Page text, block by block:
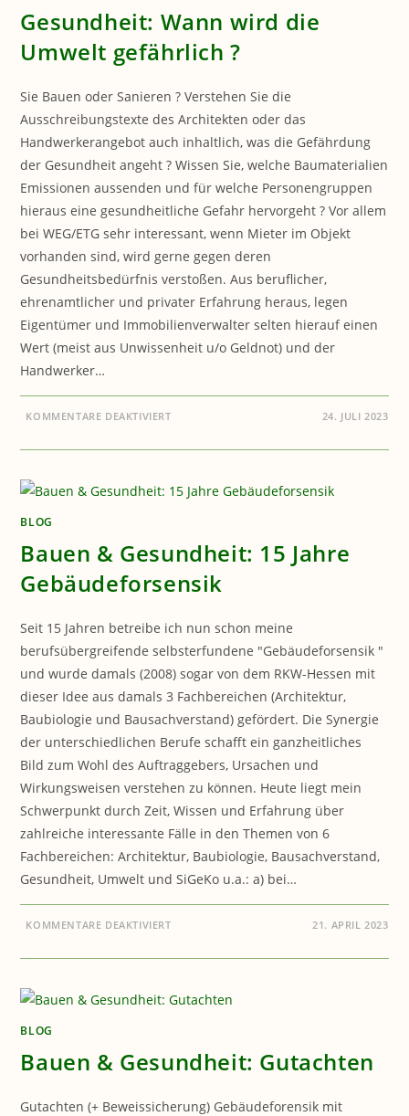
Gesundheit: Wann wird die
Umwelt gefährlich ?
Sie Bauen oder Sanieren ? Verstehen Sie die
Ausschreibungstexte des Architekten oder das
Handwerkerangebot auch inhaltlich, was die Gefährdung
der Gesundheit angeht ? Wissen Sie, welche Baumaterialien
Emissionen aussenden und für welche Personengruppen
hieraus eine gesundheitliche Gefahr hervorgeht ? Vor allem
bei WEG/ETG sehr interessant, wenn Mieter im Objekt
vorhanden sind, wird gerne gegen deren
Gesundheitsbedürfnis verstoßen. Aus beruflicher,
ehrenamtlicher und privater Erfahrung heraus, legen
Eigentümer und Immobilienverwalter selten hierauf einen
Wert (meist aus Unwissenheit u/o Geldnot) und der
Handwerker…
KOMMENTARE DEAKTIVIERTFÜR
WIRD
GEFÄHRLICH
?
24. JULI 2023
BLOG
Bauen & Gesundheit: 15 Jahre
Gebäudeforsensik
Seit 15 Jahren betreibe ich nun schon meine
berufsübergreifende selbsterfundene "Gebäudeforsensik "
und wurde damals (2008) sogar von dem RKW-Hessen mit
dieser Idee aus damals 3 Fachbereichen (Architektur,
Baubiologie und Bausachverstand) gefördert. Die Synergie
der unterschiedlichen Berufe schafft ein ganzheitliches
Bild zum Wohl des Auftraggebers, Ursachen und
Wirkungsweisen verstehen zu können. Heute liegt mein
Schwerpunkt durch Zeit, Wissen und Erfahrung über
zahlreiche interessante Fälle in den Themen von 6
Fachbereichen: Architektur, Baubiologie, Bausachverstand,
Gesundheit, Umwelt und SiGeKo u.a.: a) bei…
KOMMENTARE DEAKTIVIERTFÜR
GESUNDHEIT:
GEBÄUDEFORSENSIK
21. APRIL 2023
BLOG
Bauen & Gesundheit: Gutachten
Gutachten (+ Beweissicherung) Gebäudeforensik mit